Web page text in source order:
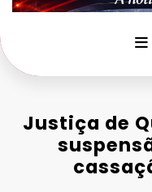
Justiça de